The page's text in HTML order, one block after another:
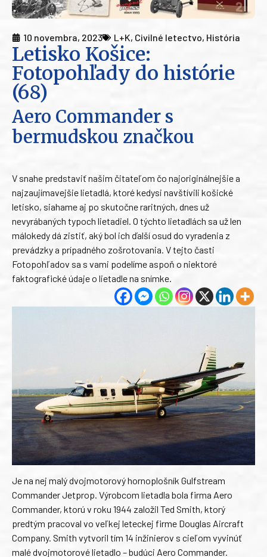
10 novembra, 2023 L+K, Civilné letectvo, História
Letisko Košice:
Fotopohľady do histórie
(68)
Aero Commander s
bermudskou značkou
V snahe predstaviť našim čitateľom čo najoriginálnejšie a
najzaujímavejšie lietadlá, ktoré kedysi navštívili košické
letisko, siahame aj po skutočne raritných, dnes už
nevyrábaných typoch lietadiel. O týchto lietadlách sa už len
málokedy dá zistiť, aký bol ich ďalší osud do vyradenia z
prevádzky a prípadného zošrotovania. V tejto časti
Fotopohľadov sa s vami podelíme aspoň o niektoré
faktografické údaje o lietadle na snímke.
Je na nej malý dvojmotorový hornoplošník Gulfstream
Commander Jetprop. Výrobcom lietadla bola firma Aero
Commander, ktorú v roku 1944 založil Ted Smith, ktorý
predtým pracoval vo veľkej leteckej firme Douglas Aircraft
Company. Smith vytvoril tím 14 inžinierov s cieľom vyvinúť
malé dvojmotorové lietadlo – budúci Aero Commander.